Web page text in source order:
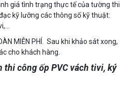
giá tình trạng thực tế của tường thi
kỹ lưỡng các thông số kỹ thuật:
MIỄN PHÍ. Sau khi khảo sát xong,
cho khách hàng.
thi công ốp PVC vách tivi, ký